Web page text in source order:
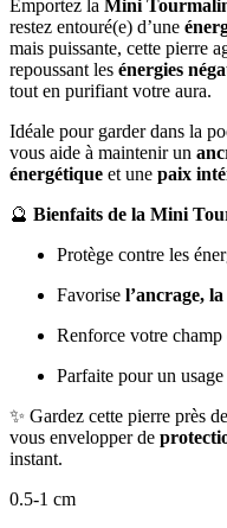
Emportez la Mini
restez entouré(e) d’une
mais puissante, cette pierre
repoussant les énergies
tout en purifiant votre aura.
Idéale pour garder dans la
vous aide à maintenir un
énergétique et une paix
🔮 Bienfaits de la Mini
Protège contre les
Favorise l’ancrage,
Renforce votre champ
Parfaite pour un
✨ Gardez cette pierre près
vous envelopper de
instant.
0.5-1 cm